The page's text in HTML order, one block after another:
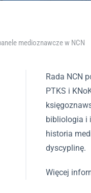
medioznawcze w NCN
Rada NCN
PTKS i
bibliologia i
historia
dyscyplinę.
Więcej